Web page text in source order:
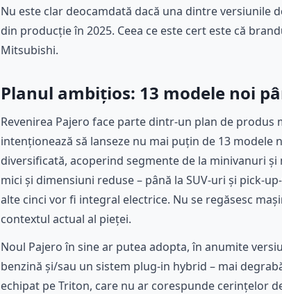
Nu este clar deocamdată dacă una dintre versiunile
din producție în 2025. Ceea ce este cert este că
Mitsubishi.
Planul ambițios: 13 modele noi
Revenirea Pajero face parte dintr-un plan de
intenționează să lanseze nu mai puțin de 13
diversificată, acoperind segmente de la minivanuri
mici și dimensiuni reduse – până la SUV-uri și pick-
alte cinci vor fi integral electrice. Nu se regăsesc
contextul actual al pieței.
Noul Pajero în sine ar putea adopta, în anumite
benzină și/sau un sistem plug-in hybrid – mai
echipat pe Triton, care nu ar corespunde cerințelor